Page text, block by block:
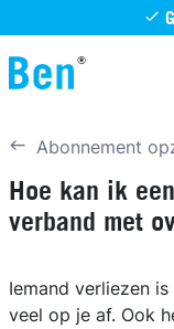
Overslaan en
Abonnement
Hoe kan ik
verband met
Iemand verliezen
veel op je af. Ook